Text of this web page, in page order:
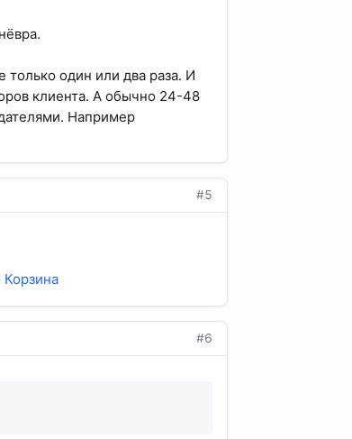
один или два раза. И
клиента. А обычно 24-48
Например
#5
#6